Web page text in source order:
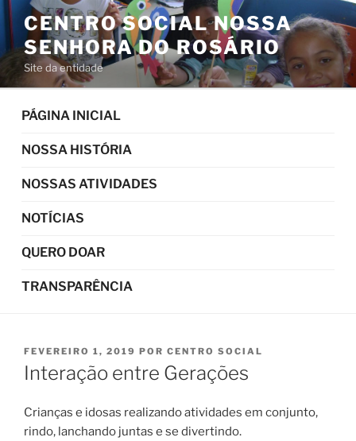
Pular
para
conteúdo
CENTRO SOCIAL NOSSA
SENHORA DO ROSÁRIO
Site da entidade
PÁGINA INICIAL
NOSSA HISTÓRIA
NOSSAS ATIVIDADES
NOTÍCIAS
QUERO DOAR
TRANSPARÊNCIA
PUBLICADO
EM
FEVEREIRO 1, 2019 POR CENTRO SOCIAL
Interação entre Gerações
Crianças e idosas realizando atividades em conjunto,
rindo, lanchando juntas e se divertindo.